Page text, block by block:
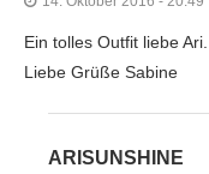
Ein tolles Outfit liebe
Liebe Grüße Sabine
ARISUNSHINE